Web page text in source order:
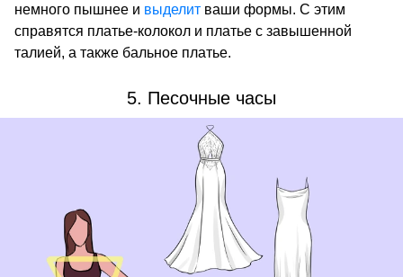
немного пышнее и выделит ваши формы. С этим
справятся платье-колокол и платье с завышенной
талией, а также бальное платье.
5. Песочные часы